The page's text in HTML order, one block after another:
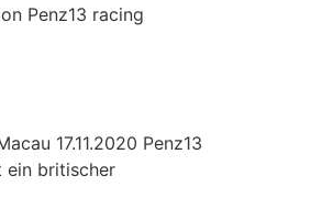
Penz13 racing
17.11.2020 Penz13
ein britischer